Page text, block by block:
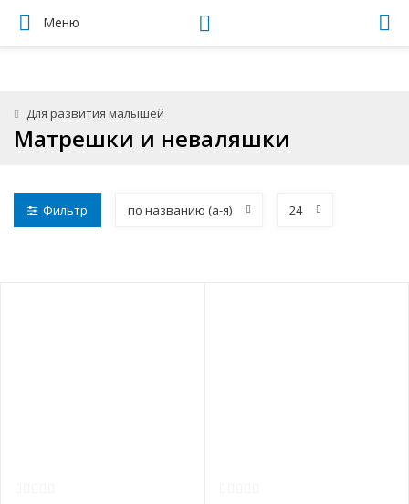
Меню
Для развития малышей
Матрешки и неваляшки
Фильтр по названию (а-я) 24